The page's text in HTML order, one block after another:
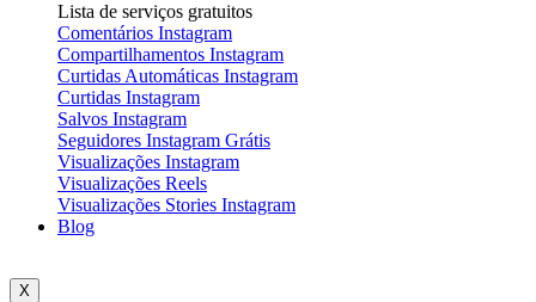
Lista de serviços gratuitos
Comentários Instagram
Compartilhamentos Instagram
Curtidas Automáticas Instagram
Curtidas Instagram
Salvos Instagram
Seguidores Instagram Grátis
Visualizações Instagram
Visualizações Reels
Visualizações Stories Instagram
Blog
X